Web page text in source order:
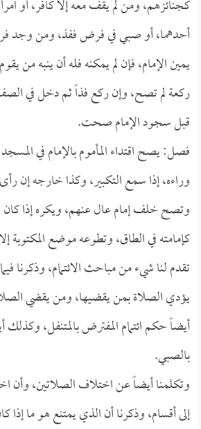
كجنائزهم، ومن لم يقف معه إلا كافر، أو
أحدهما، أو صبي في فرض ففذ، ومن وجد
يمين الإمام، فإن لم يمكنه فله أن ينبه من
ركعة لم تصح، وإن ركع فذاً ثم دخل في
قبل سجود الإمام صحت.
فصل: يصح اقتداء المأموم بالإمام في
وراءه، إذا سمع التكبير، وكذا خارجه إن رأى
وتصح خلف إمام عال عنهم، ويكره إذا كان
كإمامته في الطاق، وتطوعه موضع المكتوبة
تقدم لنا شيء من مباحث الائتمام، وذكرنا
يؤدي الصلاة بمن يقضيها، ومن يقضي
أيضاً حكم ائتمام المفترض بالمتنفل، وكذلك
بالصبي.
وتكلمنا أيضاً عن اختلاف الصلاتين، وأن
إلى أقسام، وذكرنا أن الذي يمتنع هو ما إذا